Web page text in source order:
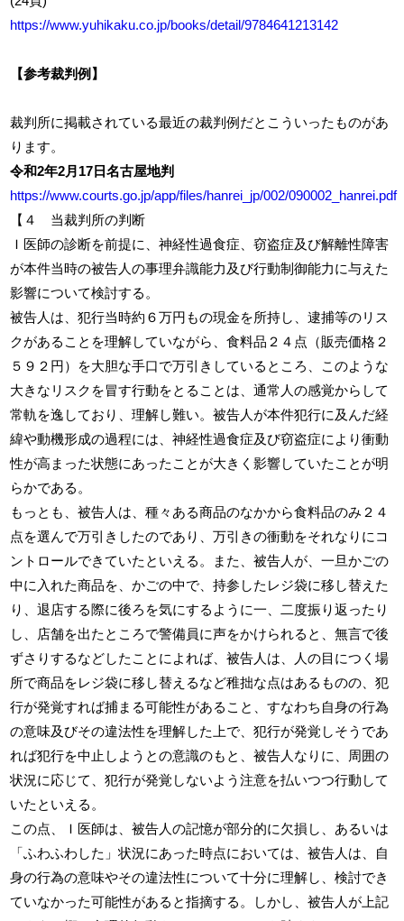
https://www.yuhikaku.co.jp/books/detail/9784641213142
【参考裁判例】
裁判所に掲載されている最近の裁判例だとこういったものがあ
ります。
令和2年2月17日名古屋地判
https://www.courts.go.jp/app/files/hanrei_jp/002/090002_hanrei.pdf
【４ 当裁判所の判断
Ｉ医師の診断を前提に、神経性過食症、窃盗症及び解離性障害
が本件当時の被告人の事理弁識能力及び行動制御能力に与えた
影響について検討する。
被告人は、犯行当時約６万円もの現金を所持し、逮捕等のリス
クがあることを理解していながら、食料品２４点（販売価格２
５９２円）を大胆な手口で万引きしているところ、このような
大きなリスクを冒す行動をとることは、通常人の感覚からして
常軌を逸しており、理解し難い。被告人が本件犯行に及んだ経
緯や動機形成の過程には、神経性過食症及び窃盗症により衝動
性が高まった状態にあったことが大きく影響していたことが明
らかである。
もっとも、被告人は、種々ある商品のなかから食料品のみ２４
点を選んで万引きしたのであり、万引きの衝動をそれなりにコ
ントロールできていたといえる。また、被告人が、一旦かごの
中に入れた商品を、かごの中で、持参したレジ袋に移し替えた
り、退店する際に後ろを気にするように一、二度振り返ったり
し、店舗を出たところで警備員に声をかけられると、無言で後
ずさりするなどしたことによれば、被告人は、人の目につく場
所で商品をレジ袋に移し替えるなど稚拙な点はあるものの、犯
行が発覚すれば捕まる可能性があること、すなわち自身の行為
の意味及びその違法性を理解した上で、犯行が発覚しそうであ
れば犯行を中止しようとの意識のもと、被告人なりに、周囲の
状況に応じて、犯行が発覚しないよう注意を払いつつ行動して
いたといえる。
この点、Ｉ医師は、被告人の記憶が部分的に欠損し、あるいは
「ふわふわした」状況にあった時点においては、被告人は、自
身の行為の意味やその違法性について十分に理解し、検討でき
ていなかった可能性があると指摘する。しかし、被告人が上記